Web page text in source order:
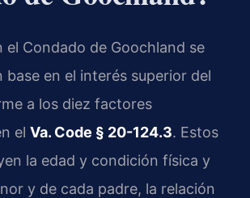
el Condado de Goochland se
base en el interés superior del
a los diez factores
el Va. Code § 20-124.3. Estos
la edad y condición física y
y de cada padre, la relación